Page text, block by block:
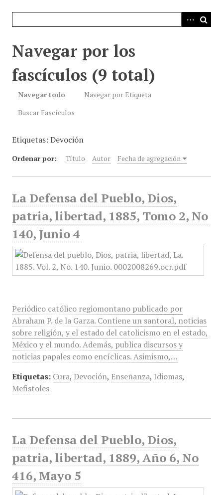
Navegar por los
fascículos (9 total)
Navegar todo
Navegar por Etiqueta
Buscar Fascículos
Etiquetas: Devoción
Ordenar por: Título Autor Fecha de agregación
La Defensa del Pueblo, Dios,
patria, libertad, 1885, Tomo 2, No
140, Junio 4
Periódico católico regiomontano publicado por
Abraham P. de la Garza. Contiene un santoral, noticias
sobre religión, y el estado del catolicismo en el estado,
México y el mundo. Además, publica discursos y
noticias papales como encíclicas. Asimismo,…
Etiquetas: Cura, Devoción, Enseñanza, Idiomas,
Mefistoles
La Defensa del Pueblo, Dios,
patria, libertad, 1889, Año 6, No
416, Mayo 5